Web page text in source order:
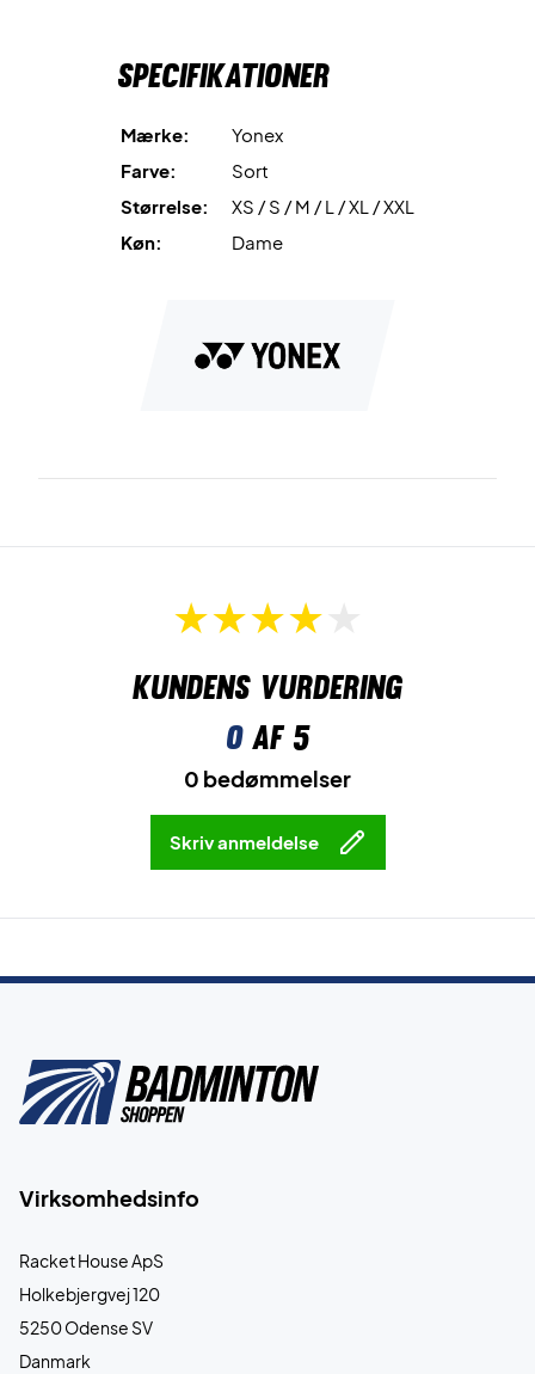
Specifikationer
Mærke:
Yonex
Farve:
Sort
Størrelse:
XS / S / M / L / XL / XXL
Køn:
Dame
Kundens vurdering
0af 5
0 bedømmelser
Skriv anmeldelse
Virksomhedsinfo
Racket House ApS
Holkebjergvej 120
5250 Odense SV
Danmark